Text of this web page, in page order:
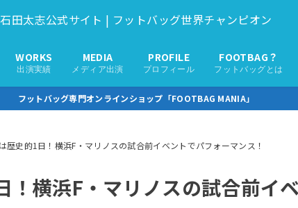
石田太志公式サイト | フットバッグ世界チャンピオン
WORKS
出演実績
MEDIA
メディア出演
PROFILE
プロフィール
FOOTBAG？
フットバッグとは
フットバッグ専門オンラインショップ「FOOTBAG MANIA」
歴史的1日！横浜F・マリノスの試合前イベントでパフォーマンス！
！横浜F・マリノスの試合前イ